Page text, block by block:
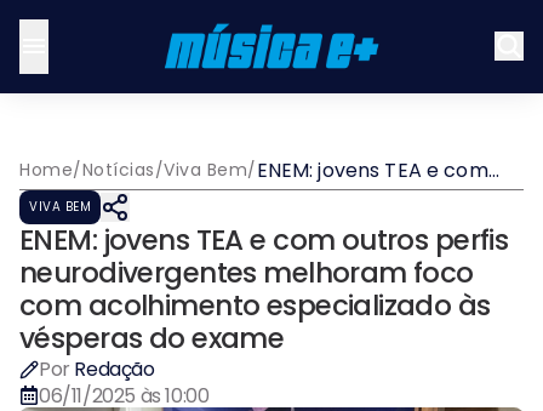
Home/Notícias/Viva Bem/ENEM: jovens TEA e com
outros perfis
melhoram foco com
acolhimento especializado
às vésperas do exame
VIVA BEM
ENEM: jovens TEA e com outros perfis
neurodivergentes melhoram foco
com acolhimento especializado às
vésperas do exame
Por Redação
06/11/2025 às 10:00